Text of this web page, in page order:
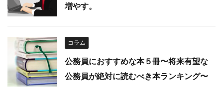
増やす。
コラム
公務員におすすめな本５冊〜将来有望な
公務員が絶対に読むべき本ランキング〜